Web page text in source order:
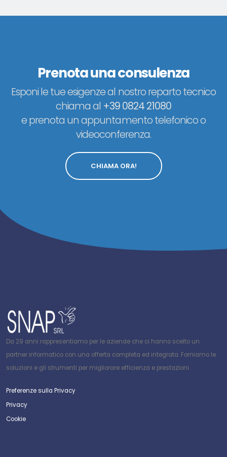
Prenota una consulenza
Esponi le tue esigenze al nostro reparto tecnico
chiama al +39 0824 21080
e prenota un appuntamento telefonico o
videoconferenza.
CHIAMA ORA!
Da 29 anni rappresentiamo per le aziende che ci hanno scelto un
partner informatico con una offerta completa ed integrata. Forniamo le
soluzioni e gli strumenti per migliorare efficienza e prestazioni.
Preferenze sulla Privacy
Privacy
Cookie